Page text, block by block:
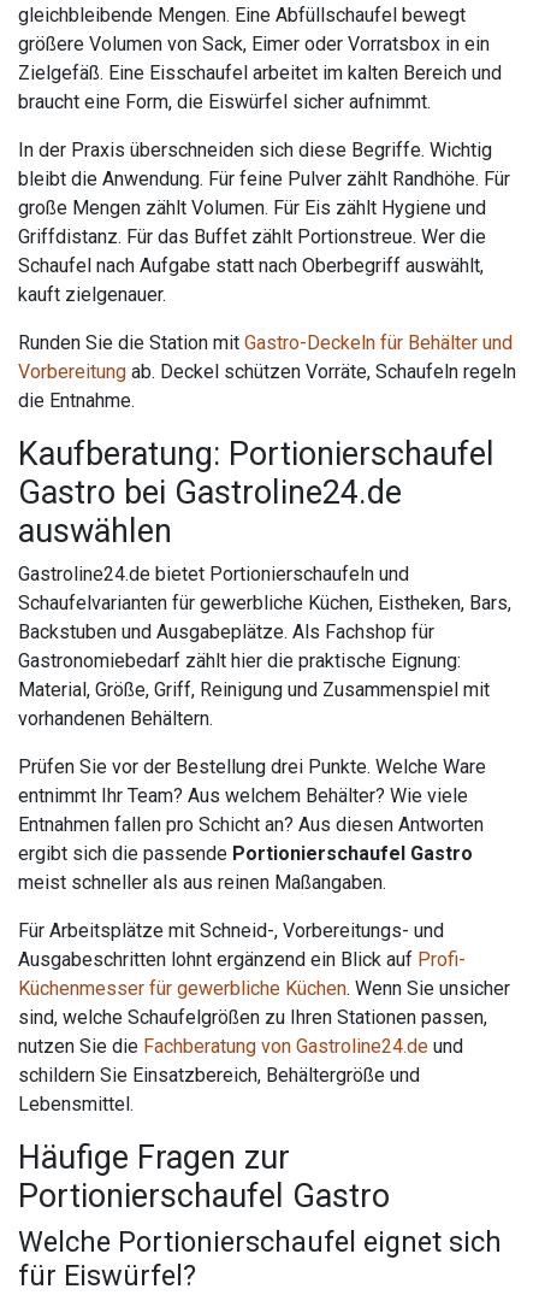
gleichbleibende Mengen. Eine Abfüllschaufel bewegt
größere Volumen von Sack, Eimer oder Vorratsbox in ein
Zielgefäß. Eine Eisschaufel arbeitet im kalten Bereich und
braucht eine Form, die Eiswürfel sicher aufnimmt.
In der Praxis überschneiden sich diese Begriffe. Wichtig
bleibt die Anwendung. Für feine Pulver zählt Randhöhe. Für
große Mengen zählt Volumen. Für Eis zählt Hygiene und
Griffdistanz. Für das Buffet zählt Portionstreue. Wer die
Schaufel nach Aufgabe statt nach Oberbegriff auswählt,
kauft zielgenauer.
Runden Sie die Station mit Gastro-Deckeln für Behälter und
Vorbereitung ab. Deckel schützen Vorräte, Schaufeln regeln
die Entnahme.
Kaufberatung: Portionierschaufel
Gastro bei Gastroline24.de
auswählen
Gastroline24.de bietet Portionierschaufeln und
Schaufelvarianten für gewerbliche Küchen, Eistheken, Bars,
Backstuben und Ausgabeplätze. Als Fachshop für
Gastronomiebedarf zählt hier die praktische Eignung:
Material, Größe, Griff, Reinigung und Zusammenspiel mit
vorhandenen Behältern.
Prüfen Sie vor der Bestellung drei Punkte. Welche Ware
entnimmt Ihr Team? Aus welchem Behälter? Wie viele
Entnahmen fallen pro Schicht an? Aus diesen Antworten
ergibt sich die passende Portionierschaufel Gastro
meist schneller als aus reinen Maßangaben.
Für Arbeitsplätze mit Schneid-, Vorbereitungs- und
Ausgabeschritten lohnt ergänzend ein Blick auf Profi-
Küchenmesser für gewerbliche Küchen. Wenn Sie unsicher
sind, welche Schaufelgrößen zu Ihren Stationen passen,
nutzen Sie die Fachberatung von Gastroline24.de und
schildern Sie Einsatzbereich, Behältergröße und
Lebensmittel.
Häufige Fragen zur
Portionierschaufel Gastro
Welche Portionierschaufel eignet sich
für Eiswürfel?